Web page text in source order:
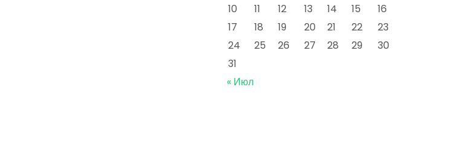
10
11 12 13 14 15
16
17
18 19 20 21 22
23
24
25 26 27 28 29
30
31
« Июл